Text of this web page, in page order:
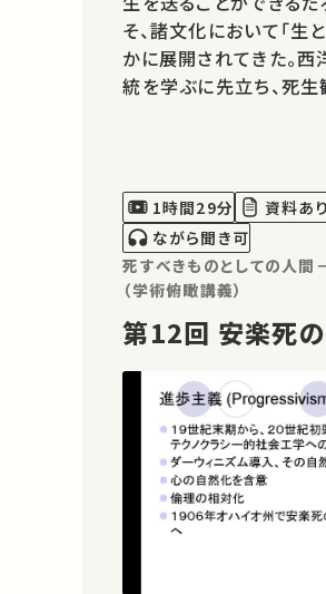
そ、諸文化において「生
かに展開されてきた。
統を学ぶに先立ち、死
1時間29分
資料あり
ながら聞き可
死すべきものとしての人間
（学術俯瞰講義）
第12回 安楽